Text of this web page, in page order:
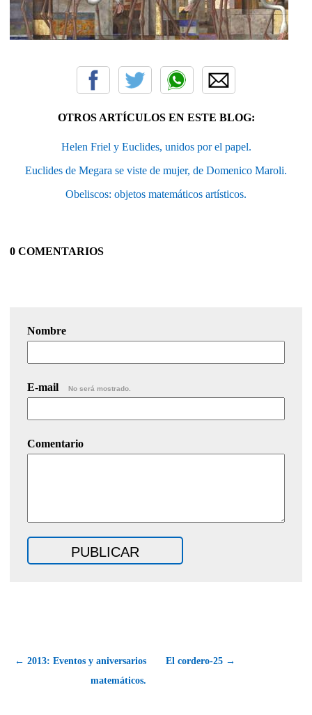
OTROS ARTÍCULOS EN ESTE BLOG:
Helen Friel y Euclides, unidos por el papel.
Euclides de Megara se viste de mujer, de Domenico Maroli.
Obeliscos: objetos matemáticos artísticos.
0 COMENTARIOS
Nombre
E-mail No será mostrado.
Comentario
← 2013: Eventos y aniversarios
matemáticos.
El cordero-25 →